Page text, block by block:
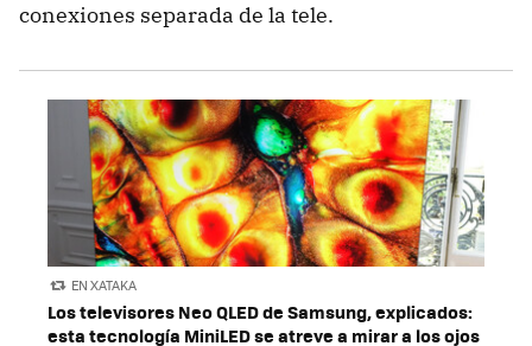
conexiones separada de la tele.
EN XATAKA
Los televisores Neo QLED de Samsung, explicados:
esta tecnología MiniLED se atreve a mirar a los ojos